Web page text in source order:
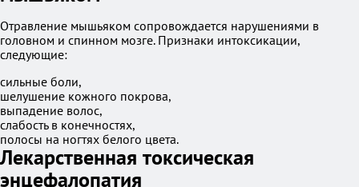
Отравление мышьяком сопровождается нарушениями в
головном и спинном мозге. Признаки интоксикации,
следующие:
сильные боли,
шелушение кожного покрова,
выпадение волос,
слабость в конечностях,
полосы на ногтях белого цвета.
Лекарственная токсическая
энцефалопатия